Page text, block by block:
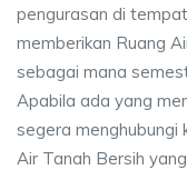
pengurasan di
memberikan Ruang
sebagai mana
Apabila ada yang
segera
Air Tanah Bersih